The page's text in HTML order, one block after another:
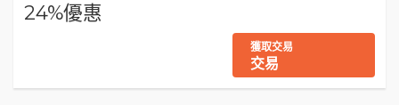
24%優惠
獲取交易
交易